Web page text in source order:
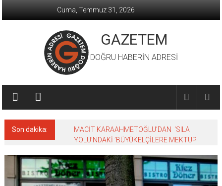
Cuma, Temmuz 31, 2026
GAZETEM
DOĞRU HABERİN ADRESİ
Son dakika:
MACİT KARAAHMETOĞLU’DAN ‘SILA
YOLU’NDAKİ ’BÜYÜKELÇİLERE MEKTUP